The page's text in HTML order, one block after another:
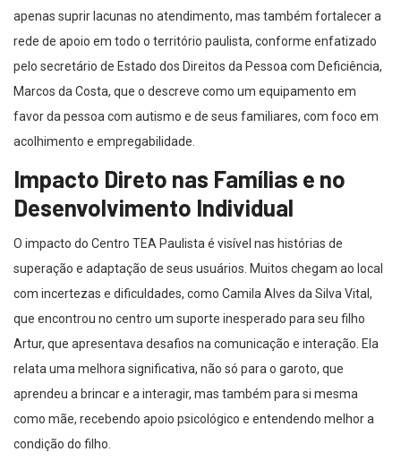
apenas suprir lacunas no atendimento, mas também fortalecer a
rede de apoio em todo o território paulista, conforme enfatizado
pelo secretário de Estado dos Direitos da Pessoa com Deficiência,
Marcos da Costa, que o descreve como um equipamento em
favor da pessoa com autismo e de seus familiares, com foco em
acolhimento e empregabilidade.
Impacto Direto nas Famílias e no
Desenvolvimento Individual
O impacto do Centro TEA Paulista é visível nas histórias de
superação e adaptação de seus usuários. Muitos chegam ao local
com incertezas e dificuldades, como Camila Alves da Silva Vital,
que encontrou no centro um suporte inesperado para seu filho
Artur, que apresentava desafios na comunicação e interação. Ela
relata uma melhora significativa, não só para o garoto, que
aprendeu a brincar e a interagir, mas também para si mesma
como mãe, recebendo apoio psicológico e entendendo melhor a
condição do filho.